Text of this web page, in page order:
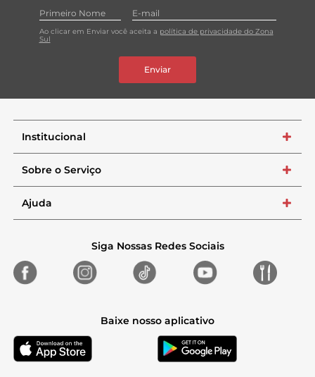
Ao clicar em Enviar você aceita a política de privacidade do Zona
Sul
Enviar
Institucional +
Sobre o Serviço +
Ajuda +
Siga Nossas Redes Sociais
Baixe nosso aplicativo